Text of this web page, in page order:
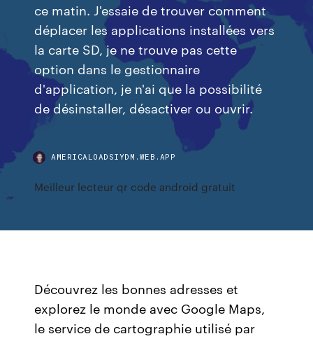
ce matin. J'essaie de trouver comment
déplacer les applications installées vers
la carte SD, je ne trouve pas cette
option dans le gestionnaire
d'application, je n'ai que la possibilité
de désinstaller, désactiver ou ouvrir.
AMERICALOADSIYDM.WEB.APP
Meilleur lecteur qr code android gratuit
Découvrez les bonnes adresses et
explorez le monde avec Google Maps,
le service de cartographie utilisé par